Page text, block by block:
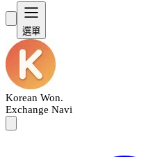
選單
Korean Won.
Exchange Navi